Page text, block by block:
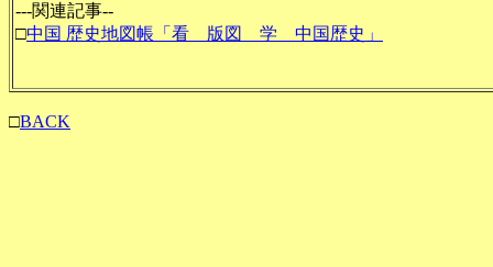
---関連記事--
□中国 歴史地図帳「看 版図 学 中国歴史」
□BACK